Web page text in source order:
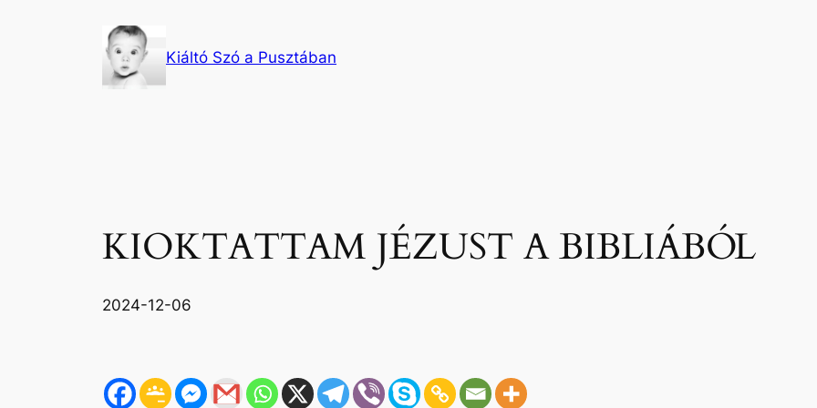
Kiáltó Szó a Pusztában
KIOKTATTAM JÉZUST A BIBLIÁBÓL
2024-12-06